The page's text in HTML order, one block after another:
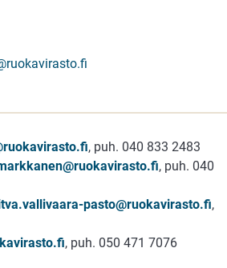
, puh. 040 833 2483
, puh. 040
pasto@ruokavirasto.fi,
, puh. 050 471 7076